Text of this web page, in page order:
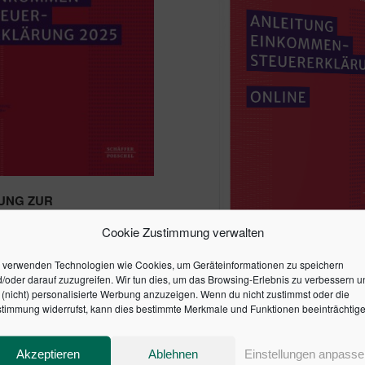
Cookie Zustimmung verwalten
verwenden Technologien wie Cookies, um Geräteinformationen zu speichern
oder darauf zuzugreifen. Wir tun dies, um das Browsing-Erlebnis zu verbessern
personalisierte Werbung anzuzeigen. Wenn du nicht zustimmst oder die
widerrufst, kann dies bestimmte Merkmale und Funktionen
Akzeptieren Ablehnen Einstellungen
ZUR
ANLEITUNG
105,93€